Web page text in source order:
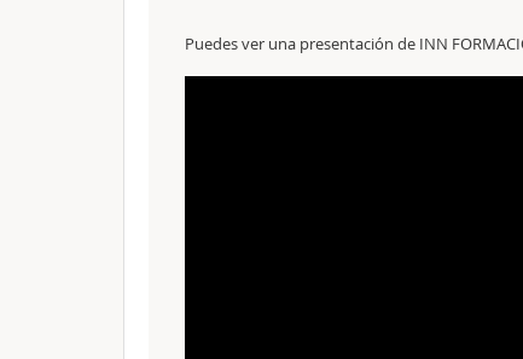
Puedes ver una presentación de INN